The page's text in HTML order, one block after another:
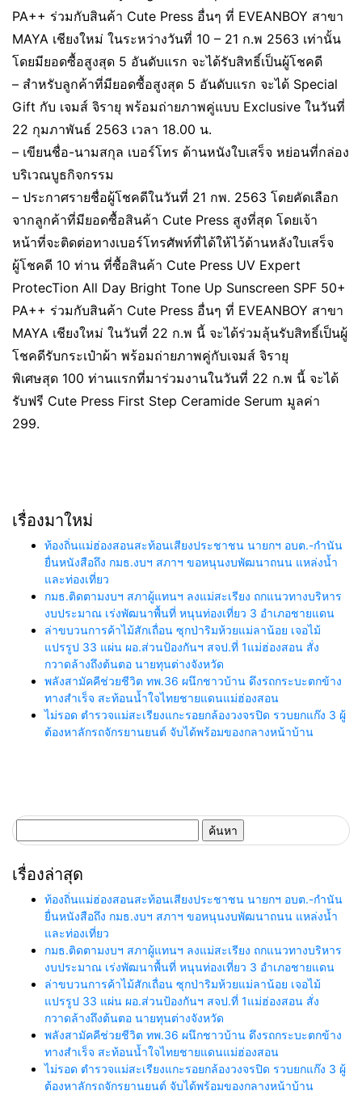
PA++ ร่วมกับสินค้า Cute Press อื่นๆ ที่ EVEANBOY สาขา
MAYA เชียงใหม่ ในระหว่างวันที่ 10 – 21 ก.พ 2563 เท่านั้น
โดยมียอดซื้อสูงสุด 5 อันดับแรก จะได้รับสิทธิ์เป็นผู้โชคดี
– สำหรับลูกค้าที่มียอดซื้อสูงสุด 5 อันดับแรก จะได้ Special
Gift กับ เจมส์ จิรายุ พร้อมถ่ายภาพคู่แบบ Exclusive ในวันที่
22 กุมภาพันธ์ 2563 เวลา 18.00 น.
– เขียนชื่อ-นามสกุล เบอร์โทร ด้านหนังใบเสร็จ หย่อนที่กล่อง
บริเวณบูธกิจกรรม
– ประกาศรายชื่อผู้โชคดีในวันที่ 21 กพ. 2563 โดยคัดเลือก
จากลูกค้าที่มียอดซื้อสินค้า Cute Press สูงที่สุด โดยเจ้า
หน้าที่จะติดต่อทางเบอร์โทรศัพท์ที่ได้ให้ไว้ด้านหลังใบเสร็จ
ผู้โชคดี 10 ท่าน ที่ซื้อสินค้า Cute Press UV Expert
ProtecTion All Day Bright Tone Up Sunscreen SPF 50+
PA++ ร่วมกับสินค้า Cute Press อื่นๆ ที่ EVEANBOY สาขา
MAYA เชียงใหม่ ในวันที่ 22 ก.พ นี้ จะได้ร่วมลุ้นรับสิทธิ์เป็นผู้
โชคดีรับกระเป๋าผ้า พร้อมถ่ายภาพคู่กับเจมส์ จิรายุ
พิเศษสุด 100 ท่านแรกที่มาร่วมงานในวันที่ 22 ก.พ นี้ จะได้
รับฟรี Cute Press First Step Ceramide Serum มูลค่า
299.
เรื่องมาใหม่
ท้องถิ่นแม่ฮ่องสอนสะท้อนเสียงประชาชน นายกฯ อบต.-กำนัน
ยื่นหนังสือถึง กมธ.งบฯ สภาฯ ขอหนุนงบพัฒนาถนน แหล่งน้ำ
และท่องเที่ยว
กมธ.ติดตามงบฯ สภาผู้แทนฯ ลงแม่สะเรียง ถกแนวทางบริหาร
งบประมาณ เร่งพัฒนาพื้นที่ หนุนท่องเที่ยว 3 อำเภอชายแดน
ล่าขบวนการค้าไม้สักเถื่อน ซุกป่าริมห้วยแม่ลาน้อย เจอไม้
แปรรูป 33 แผ่น ผอ.ส่วนป้องกันฯ สจป.ที่ 1แม่ฮ่องสอน สั่ง
กวาดล้างถึงต้นตอ นายทุนต่างจังหวัด
พลังสามัคคีช่วยชีวิต ทพ.36 ผนึกชาวบ้าน ดึงรถกระบะตกข้าง
ทางสำเร็จ สะท้อนน้ำใจไทยชายแดนแม่ฮ่องสอน
ไม่รอด ตำรวจแม่สะเรียงแกะรอยกล้องวงจรปิด รวบยกแก๊ง 3 ผู้
ต้องหาลักรถจักรยานยนต์ จับได้พร้อมของกลางหน้าบ้าน
สำหรับ:
เรื่องล่าสุด
ท้องถิ่นแม่ฮ่องสอนสะท้อนเสียงประชาชน นายกฯ อบต.-กำนัน
ยื่นหนังสือถึง กมธ.งบฯ สภาฯ ขอหนุนงบพัฒนาถนน แหล่งน้ำ
และท่องเที่ยว
กมธ.ติดตามงบฯ สภาผู้แทนฯ ลงแม่สะเรียง ถกแนวทางบริหาร
งบประมาณ เร่งพัฒนาพื้นที่ หนุนท่องเที่ยว 3 อำเภอชายแดน
ล่าขบวนการค้าไม้สักเถื่อน ซุกป่าริมห้วยแม่ลาน้อย เจอไม้
แปรรูป 33 แผ่น ผอ.ส่วนป้องกันฯ สจป.ที่ 1แม่ฮ่องสอน สั่ง
กวาดล้างถึงต้นตอ นายทุนต่างจังหวัด
พลังสามัคคีช่วยชีวิต ทพ.36 ผนึกชาวบ้าน ดึงรถกระบะตกข้าง
ทางสำเร็จ สะท้อนน้ำใจไทยชายแดนแม่ฮ่องสอน
ไม่รอด ตำรวจแม่สะเรียงแกะรอยกล้องวงจรปิด รวบยกแก๊ง 3 ผู้
ต้องหาลักรถจักรยานยนต์ จับได้พร้อมของกลางหน้าบ้าน